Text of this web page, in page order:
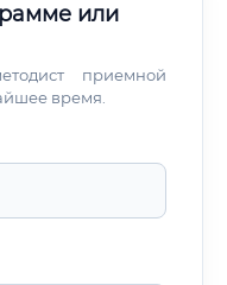
или
приемной
время.